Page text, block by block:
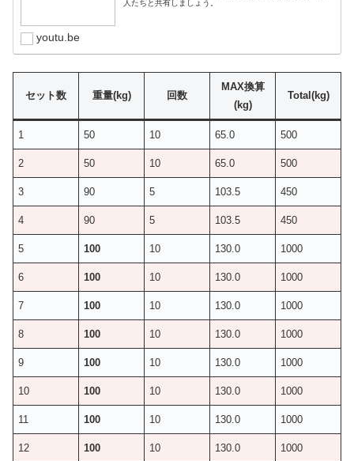
人たちと共有しましょう。
youtu.be
セット数 重量(kg) 回数
MAX換算
(kg)
Total(kg)
1 50 10 65.0 500
2 50 10 65.0 500
3 90 5 103.5 450
4 90 5 103.5 450
5 100 10 130.0 1000
6 100 10 130.0 1000
7 100 10 130.0 1000
8 100 10 130.0 1000
9 100 10 130.0 1000
10 100 10 130.0 1000
11 100 10 130.0 1000
12 100 10 130.0 1000